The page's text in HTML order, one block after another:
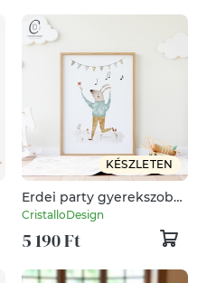
KÉSZLETEN
Erdei party gyerekszoba,
óvodai poszter, erdei
állatos falikép szett 3 db
CristalloDesign
5 190 Ft